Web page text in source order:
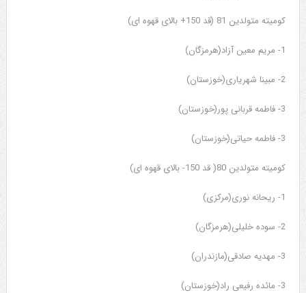
کومیته متولدین 81 (قد 150+ بالای قهوه ای)
1- مریم معین آزاد(هرمزگان)
2- مبینا شهریاری(خوزستان)
3- فاطمه قربانی پور(خوزستان)
3- فاطمه حیاتی(خوزستان)
کومیته متولدین 80( قد 150- بالای قهوه ای)
1- ریحانه نوری(مرکزی)
2- سوده خلیلی(هرمزگان)
3- مهدیه صادقی(مازندران)
3- مائده رفیعی راد(خوزستان)